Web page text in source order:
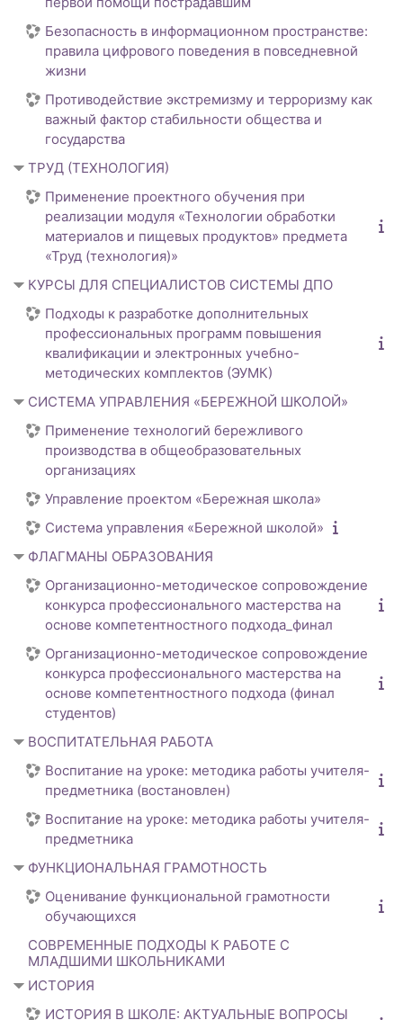
Безопасность в информационном пространстве:
правила цифрового поведения в повседневной
жизни
Противодействие экстремизму и терроризму как
важный фактор стабильности общества и
государства
ТРУД (ТЕХНОЛОГИЯ)
Применение проектного обучения при
реализации модуля «Технологии обработки
материалов и пищевых продуктов» предмета
«Труд (технология)»
КУРСЫ ДЛЯ СПЕЦИАЛИСТОВ СИСТЕМЫ ДПО
Подходы к разработке дополнительных
профессиональных программ повышения
квалификации и электронных учебно-
методических комплектов (ЭУМК)
СИСТЕМА УПРАВЛЕНИЯ «БЕРЕЖНОЙ ШКОЛОЙ»
Применение технологий бережливого
производства в общеобразовательных
организациях
Управление проектом «Бережная школа»
Система управления «Бережной школой»
ФЛАГМАНЫ ОБРАЗОВАНИЯ
Организационно-методическое сопровождение
конкурса профессионального мастерства на
основе компетентностного подхода_финал
Организационно-методическое сопровождение
конкурса профессионального мастерства на
основе компетентностного подхода (финал
студентов)
ВОСПИТАТЕЛЬНАЯ РАБОТА
Воспитание на уроке: методика работы учителя-
предметника (востановлен)
Воспитание на уроке: методика работы учителя-
предметника
ФУНКЦИОНАЛЬНАЯ ГРАМОТНОСТЬ
Оценивание функциональной грамотности
обучающихся
СОВРЕМЕННЫЕ ПОДХОДЫ К РАБОТЕ С
МЛАДШИМИ ШКОЛЬНИКАМИ
ИСТОРИЯ
ИСТОРИЯ В ШКОЛЕ: АКТУАЛЬНЫЕ ВОПРОСЫ